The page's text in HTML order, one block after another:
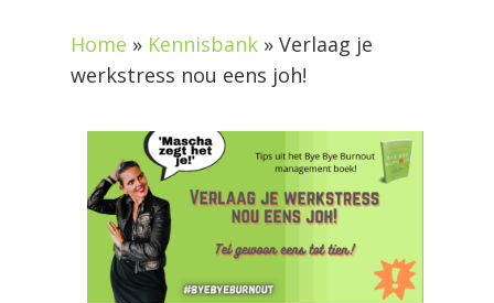
Home » Kennisbank » Verlaag je
werkstress nou eens joh!